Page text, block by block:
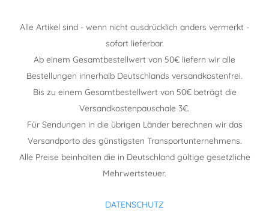
Alle Artikel sind - wenn nicht ausdrücklich anders vermerkt -
sofort lieferbar.
Ab einem Gesamtbestellwert von 50€ liefern wir alle
Bestellungen innerhalb Deutschlands versandkostenfrei.
Bis zu einem Gesamtbestellwert von 50€ beträgt die
Versandkostenpauschale 3€.
Für Sendungen in die übrigen Länder berechnen wir das
Versandporto des günstigsten Transportunternehmens.
Alle Preise beinhalten die in Deutschland gültige gesetzliche
Mehrwertsteuer.
DATENSCHUTZ